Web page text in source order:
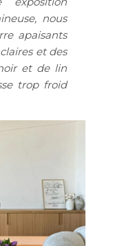
nous
apaisants
et des
et de lin
trop froid